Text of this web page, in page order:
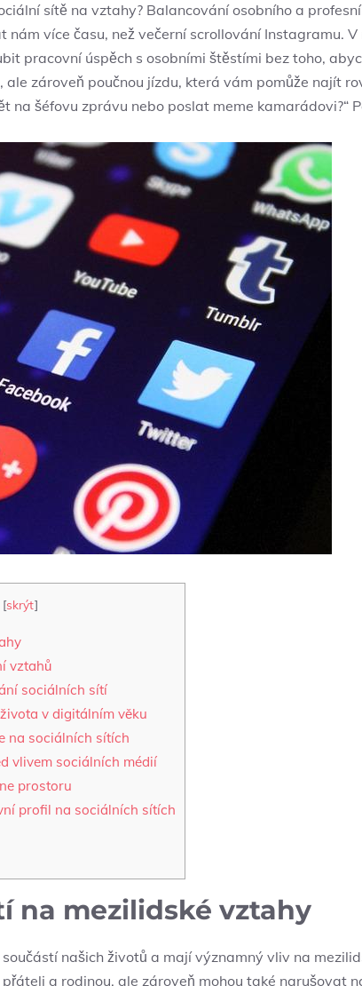
sítě na vztahy? Balancování osobního a
více ‌času, než večerní⁣ scrollování Instagramu. V
pracovní úspěch s​ osobními štěstími bez ⁤toho,‌
⁢zároveň‍ poučnou jízdu, ​která vám pomůže najít
na šéfovu zprávu nebo‌ poslat meme kamarádovi?“
[skrýt]
vztahů
sociálních​ sítí
v digitálním věku
na sociálních‌ sítích
vlivem sociálních médií
prostoru
profil na‌ sociálních sítích
na mezilidské vztahy
našich životů a mají významný vliv na
a⁤ rodinou, ale zároveň⁢ mohou také narušovat